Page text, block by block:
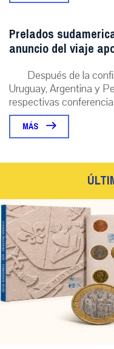
Prelados
anuncio del viaje
Después de la
Uruguay, Argentina y
respectivas
MÁS